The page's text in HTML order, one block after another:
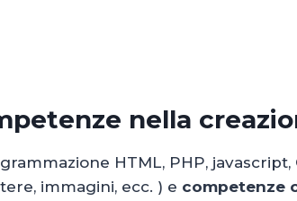
nella
HTML, PHP, javascript,
immagini, ecc. ) e competenze